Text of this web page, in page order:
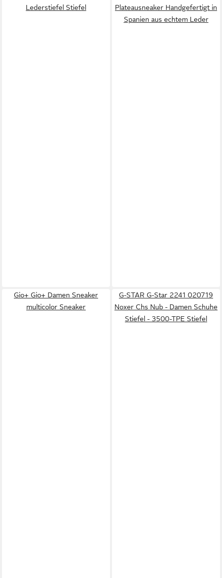
Lederstiefel Stiefel
Plateausneaker Handgefertigt in
Spanien aus echtem Leder
Gio+ Gio+ Damen Sneaker
multicolor Sneaker
G-STAR G-Star 2241 020719
Noxer Chs Nub - Damen Schuhe
Stiefel - 3500-TPE Stiefel